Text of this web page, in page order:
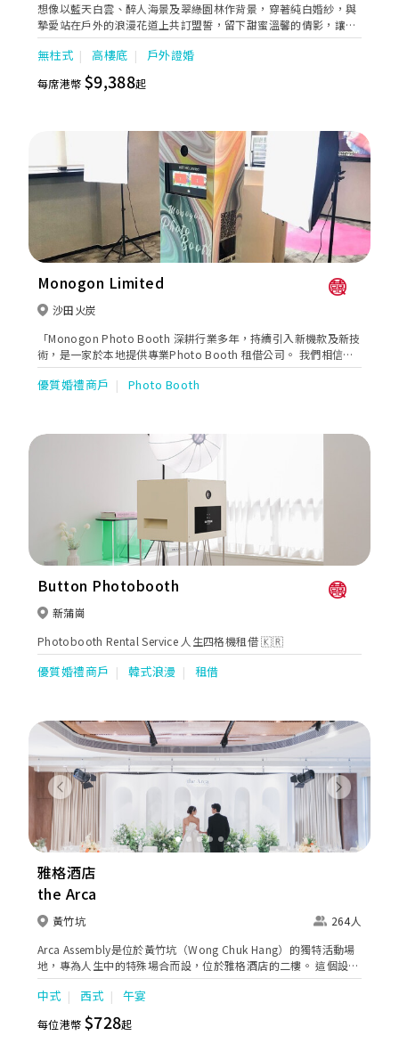
想像以藍天白雲、醉人海景及翠綠園林作背景，穿著純白婚紗，與
摯愛站在戶外的浪漫花道上共訂盟誓，留下甜蜜溫馨的倩影，讓這
個重要日子更永誌難忘。無論是舉行溫馨浪漫的戶外證婚，還是於
瑰麗堂皇的宴會廳與親友共享喜悅，酒店更配合貼心服務及精緻菜
餚，為新人締造完美無暇的婚宴。
無柱式 高樓底 戶外證婚
每席港幣 $9,388起
Monogon Limited
沙田火炭
「Monogon Photo Booth 深耕行業多年，持續引入新機款及新技
術，是一家於本地提供專業Photo Booth 租借公司。 我們相信，
我們提供不單是攝影服務，而是一個讓使用者交流及歡笑的平台。
度身訂造一個屬於自己的Photo Booth，讓我們成為你浪漫姐禮中
優質婚禮商戶 Photo Booth
Button Photobooth
新蒲崗
Photobooth Rental Service 人生四格機租借 🇰🇷
優質婚禮商戶 韓式浪漫 租借
Previous Next
雅格酒店
the Arca
黃竹坑
264人
Arca Assembly是位於黃竹坑（Wong Chuk Hang）的獨特活動場
地，專為人生中的特殊場合而設，位於雅格酒店的二樓。 這個設計
精美、多功能的場地可以根據需求進行定制，可容納288個座位和
500位接待嘉賓，提升您的聚會體驗。 作為香港的商務酒店，Arca
Assembly的多功能場地獨特、可客製化的特色適合舉辦任何難忘的
活動和聚會。
中式 西式 午宴
每位港幣 $728起